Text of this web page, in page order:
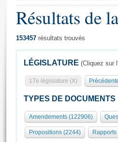
Présidence
577 députés
Groupes politiques
Séance publique
Commissions et autres
Europe et International
Général
Rôle et pouvoirs de
Organisation de
Présidence Conférence des
Visiter l'Assemblée
Visite virtuelle du palais
Assister à une séance
Résultats de
153457 résultats trouvés
LÉGISLATURE (Cliquez sur
17e législature (X)
TYPES DE DOCUMENTS
Amendements (122906)
Propositions (2244)